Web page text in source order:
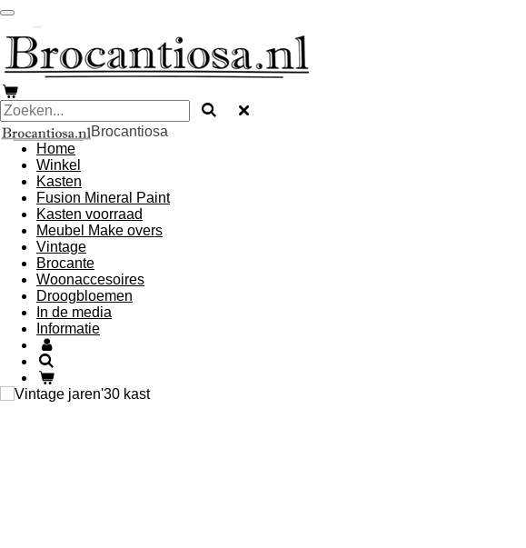
Ga
direct
naar
de
hoofdinhoud
Brocantiosa
Home
Winkel
Kasten
Fusion Mineral Paint
Kasten voorraad
Meubel Make overs
Vintage
Brocante
Woonaccesoires
Droogbloemen
In de media
Informatie